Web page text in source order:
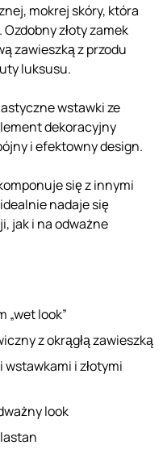
mokrej skóry, która
złoty zamek
zawieszką z przodu
luksusu.
wstawki ze
dekoracyjny
i efektowny design.
się z innymi
nadaje się
jak i na odważne
„wet look”
z okrągłą zawieszką
wstawkami i złotymi
look